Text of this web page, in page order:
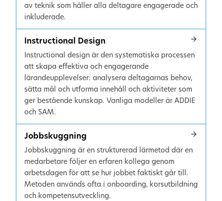
av teknik som håller alla deltagare engagerade och
inkluderade.
Instructional Design
Instructional design är den systematiska processen
att skapa effektiva och engagerande
lärandeupplevelser: analysera deltagarnas behov,
sätta mål och utforma innehåll och aktiviteter som
ger bestående kunskap. Vanliga modeller är ADDIE
och SAM.
Jobbskuggning
Jobbskuggning är en strukturerad lärmetod där en
medarbetare följer en erfaren kollega genom
arbetsdagen för att se hur jobbet faktiskt går till.
Metoden används ofta i onboarding, korsutbildning
och kompetensutveckling.